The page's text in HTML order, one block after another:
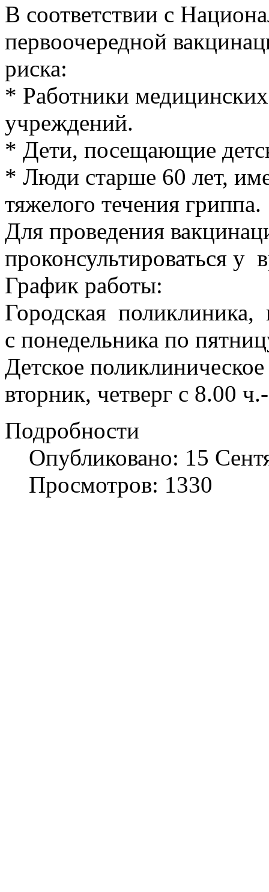
В соответствии с
первоочередной
риска:
* Работники
учреждений.
* Дети, посещающие
* Люди старше 60 лет,
тяжелого течения гриппа.
Для проведения
проконсультироваться у
График работы:
Городская
с понедельника по
Детское
вторник, четверг с 8.00
Подробности
Опубликовано: 15
Просмотров: 1330